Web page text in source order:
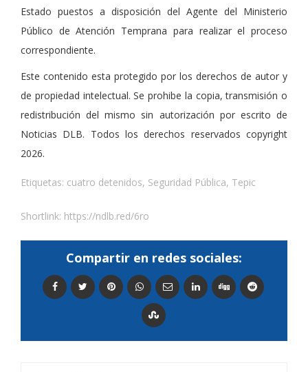
Estado puestos a disposición del Agente del Ministerio
Público de Atención Temprana para realizar el proceso
correspondiente.
Este contenido esta protegido por los derechos de autor y
de propiedad intelectual. Se prohibe la copia, transmisión o
redistribución del mismo sin autorización por escrito de
Noticias DLB. Todos los derechos reservados copyright
2026.
Etiquetas: cuatro detenidos, Seguridad Pública, Tepic
Shortlink: https://ndlb.red/6ro
Compartir en redes sociales: